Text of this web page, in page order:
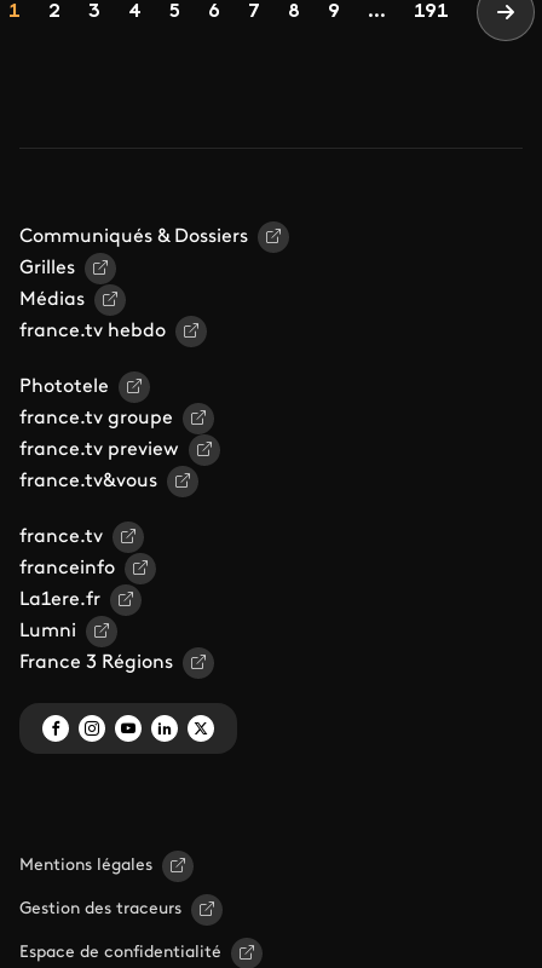
Page
1 Page
2 Page
3 Page
4 Page
5 Page
6 Page
7 Page
8 Page
9 ... 191
Communiqués & Dossiers
Grilles
Médias
france.tv hebdo
Phototele
france.tv groupe
france.tv preview
france.tv&vous
france.tv
franceinfo
La1ere.fr
Lumni
France 3 Régions
Mentions légales
Gestion des traceurs
Espace de confidentialité